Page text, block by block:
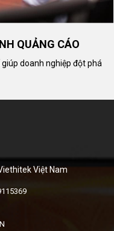
QUẢNG CÁO
doanh nghiệp đột phá
Việt Nam